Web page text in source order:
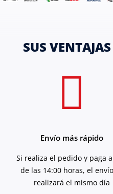
SUS
Envío más rápido
Si realiza el pedido y paga
de las 14:00 horas, el
realizará el mismo día